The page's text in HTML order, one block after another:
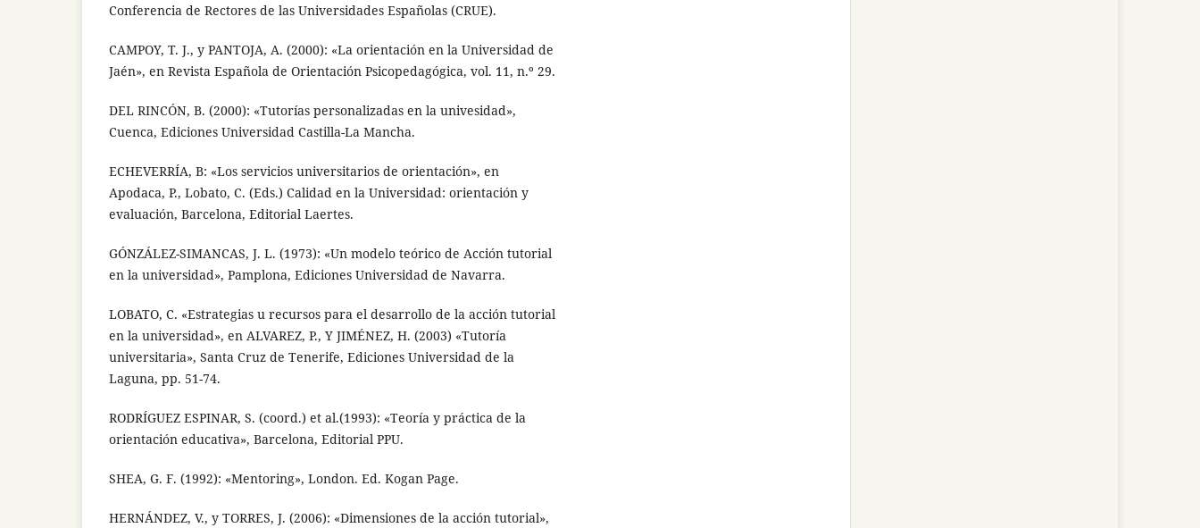
Conferencia de Rectores de las Universidades Españolas (CRUE).
CAMPOY, T. J., y PANTOJA, A. (2000): «La orientación en la Universidad de
Jaén», en Revista Española de Orientación Psicopedagógica, vol. 11, n.º 29.
DEL RINCÓN, B. (2000): «Tutorías personalizadas en la univesidad»,
Cuenca, Ediciones Universidad Castilla-La Mancha.
ECHEVERRÍA, B: «Los servicios universitarios de orientación», en
Apodaca, P., Lobato, C. (Eds.) Calidad en la Universidad: orientación y
evaluación, Barcelona, Editorial Laertes.
GÓNZÁLEZ-SIMANCAS, J. L. (1973): «Un modelo teórico de Acción tutorial
en la universidad», Pamplona, Ediciones Universidad de Navarra.
LOBATO, C. «Estrategias u recursos para el desarrollo de la acción tutorial
en la universidad», en ALVAREZ, P., Y JIMÉNEZ, H. (2003) «Tutoría
universitaria», Santa Cruz de Tenerife, Ediciones Universidad de la
Laguna, pp. 51-74.
RODRÍGUEZ ESPINAR, S. (coord.) et al.(1993): «Teoría y práctica de la
orientación educativa», Barcelona, Editorial PPU.
SHEA, G. F. (1992): «Mentoring», London. Ed. Kogan Page.
HERNÁNDEZ, V., y TORRES, J. (2006): «Dimensiones de la acción tutorial»,